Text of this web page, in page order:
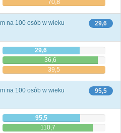
70,8
29,6
na 100 osób w wieku
29,6
36,6
39,5
95,5
na 100 osób w wieku
95,5
110,7